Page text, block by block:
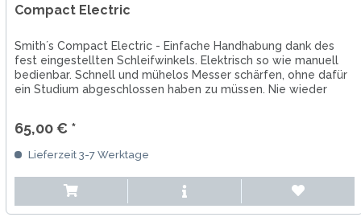
Compact Electric
Smith´s Compact Electric - Einfache Handhabung dank des
fest eingestellten Schleifwinkels. Elektrisch so wie manuell
bedienbar. Schnell und mühelos Messer schärfen, ohne dafür
ein Studium abgeschlossen haben zu müssen. Nie wieder
65,00 € *
Lieferzeit 3-7 Werktage